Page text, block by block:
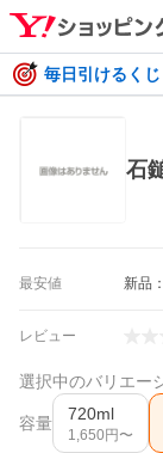
毎日引けるく
石
最安値 新品：
レビュー
選択中のバリエー
容量 720ml
1,650 円〜